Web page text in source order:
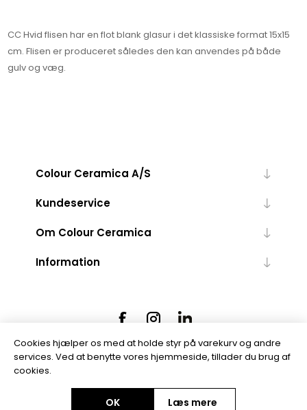
CC Hvid flisen har en flot blank glasur i det klassiske format 15x15
cm. Flisen er produceret således den kan anvendes på både
gulv og væg.
Colour Ceramica A/S
Kundeservice
Om Colour Ceramica
Information
Powered bynopCommerce
Copyright © 2026 Colour Ceramica A/S. Alle rettigheder forbeholdt.
Cookies hjælper os med at holde styr på varekurv og andre
services. Ved at benytte vores hjemmeside, tillader du brug af
cookies.
OK Læs mere